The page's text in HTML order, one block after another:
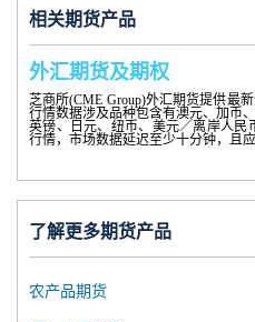
相关期货产品
外汇期货及期权
芝商所(CME Group)外汇期货提供最
行情数据涉及品种包含有澳元、加币
英镑、日元、纽币、美元／离岸人民
行情，市场数据延迟至少十分钟，且应
了解更多期货产品
农产品期货